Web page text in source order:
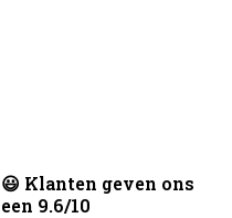
😃 Klanten geven ons
een 9.6/10